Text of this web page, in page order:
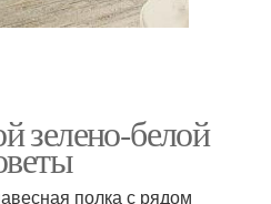
зелено-белой
полка с рядом